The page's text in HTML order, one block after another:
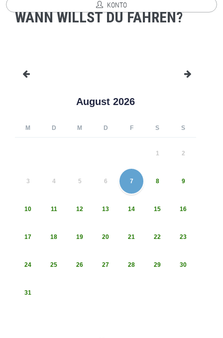
KONTO
WANN WILLST DU FAHREN?
August 2026
M D M D F S S
1 2
3 4 5 6 7 8 9
10 11 12 13 14 15 16
17 18 19 20 21 22 23
24 25 26 27 28 29 30
31